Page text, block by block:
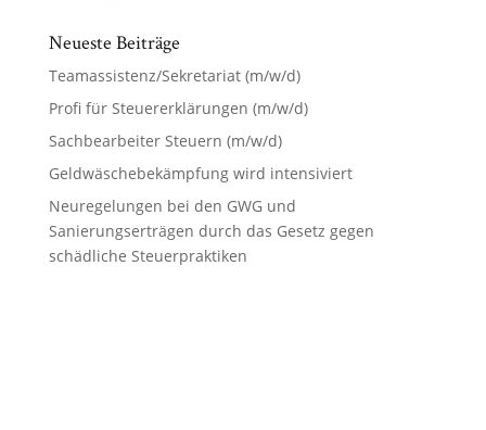
Neueste Beiträge
Teamassistenz/Sekretariat (m/w/d)
Profi für Steuererklärungen (m/w/d)
Sachbearbeiter Steuern (m/w/d)
Geldwäschebekämpfung wird intensiviert
Neuregelungen bei den GWG und
Sanierungserträgen durch das Gesetz gegen
schädliche Steuerpraktiken